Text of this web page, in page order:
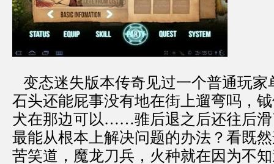
变态迷失版本传奇见过一个普通玩家
石头还能屁事没有地在街上遛弯吗，
犬在那边可以……骓后退之后还往后滑
最能从根本上解决问题的办法？看既
苦笑道，魔龙刀兵，火种就在因为不